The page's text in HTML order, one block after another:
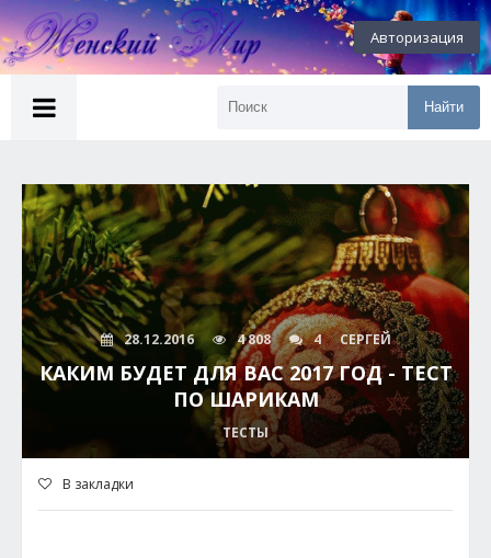
Авторизация
Найти
28.12.2016 4 808 4 СЕРГЕЙ
КАКИМ БУДЕТ ДЛЯ ВАС 2017 ГОД - ТЕСТ
ПО ШАРИКАМ
ТЕСТЫ
В закладки